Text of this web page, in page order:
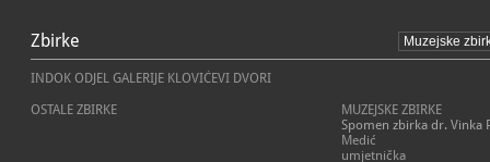
prvotno unutar
Muzejom Mimara,
kulturoloških izložaba
Galerija osobitu
umjetnosti te je prva
promovirala strip,
Galerija Klovićevi dvori
sadržajni kontekst koji
poznatog suvremenog ili
materijala, GKD
podršku za njihovu
razdoblju uz detaljno
Zbirke
INDOK ODJEL GALERIJE KLOVIĆEVI DVORI
OSTALE ZBIRKE
MUZEJSKE ZBIRKE
Spomen zbirka dr. Vinka
Medić
umjetnička